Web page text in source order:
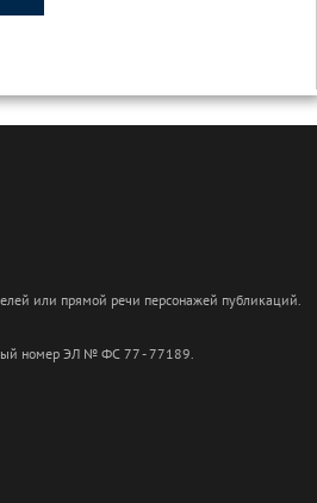
или прямой речи персонажей публикаций.
номер ЭЛ № ФС 77 - 77189.